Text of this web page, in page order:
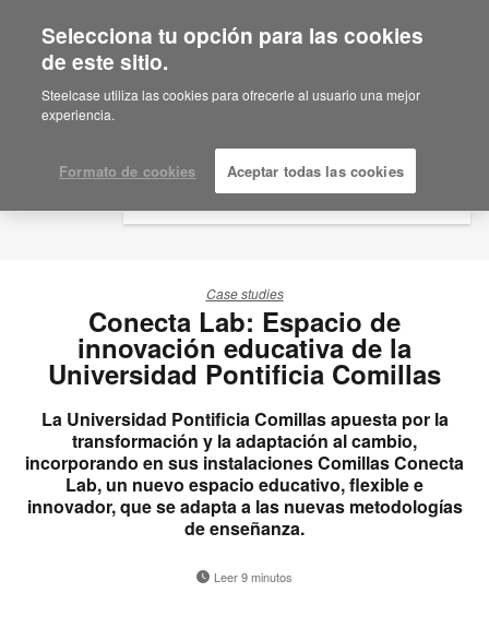
Are you in United States?
Would you like to see Products we sell in
your region?
English
Español
Case studies
Conecta Lab: Espacio de
innovación educativa de la
Universidad Pontificia Comillas
La Universidad Pontificia Comillas apuesta por la
transformación y la adaptación al cambio,
incorporando en sus instalaciones Comillas Conecta
Lab, un nuevo espacio educativo, flexible e
innovador, que se adapta a las nuevas metodologías
de enseñanza.
Leer 9 minutos
Selecciona tu opción para las cookies
de este sitio.
Steelcase utiliza las cookies para ofrecerle al usuario una mejor
experiencia.
Formato de cookies Aceptar todas las cookies